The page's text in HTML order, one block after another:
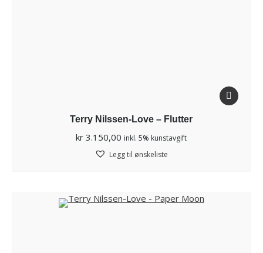
Terry Nilssen-Love – Flutter
kr 3.150,00 inkl. 5% kunstavgift
Legg til ønskeliste